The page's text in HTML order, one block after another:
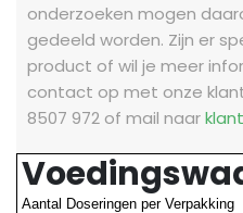
onderzoeken mogen
gedeeld worden. Zijn er
product of wil je meer
contact op met onze
8507 972 of mail naar
Aantal Doseringen per Verpakking